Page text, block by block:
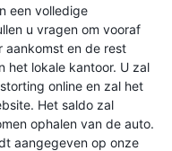
een volledige
u vragen om vooraf
aankomst en de rest
het lokale kantoor. U zal
online en zal het
Het saldo zal
ophalen van de auto.
aangegeven op onze